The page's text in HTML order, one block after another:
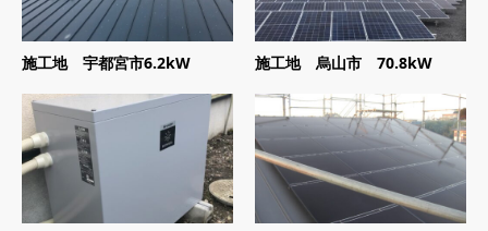
施工地 宇都宮市6.2kW 施工地 烏山市 70.8kW